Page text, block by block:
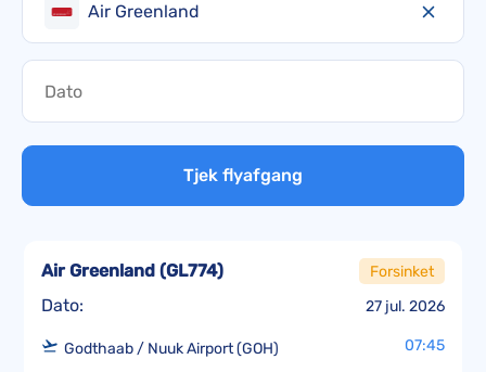
Air Greenland
Tjek flyafgang
Dato: 27 jul. 2026
Air Greenland (GL774) Forsinket
Godthaab / Nuuk Airport (GOH) 07:45